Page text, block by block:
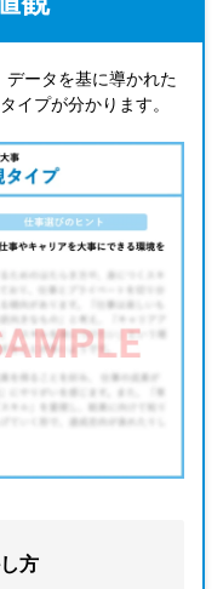
ータを基に導かれた
イプが分かります。
方